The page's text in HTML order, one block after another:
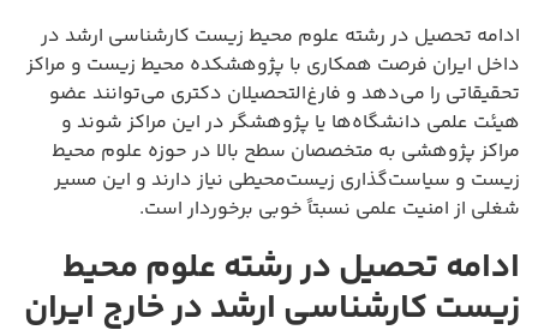
ادامه تحصیل در رشته علوم محیط زیست کارشناسی ارشد در
داخل ایران فرصت همکاری با پژوهشکده محیط زیست و مراکز
تحقیقاتی را می‌دهد و فارغ‌التحصیلان دکتری می‌توانند عضو
هیئت علمی دانشگاه‌ها یا پژوهشگر در این مراکز شوند و
مراکز پژوهشی به متخصصان سطح بالا در حوزه علوم محیط
زیست و سیاست‌گذاری زیست‌محیطی نیاز دارند و این مسیر
شغلی از امنیت علمی نسبتاً خوبی برخوردار است.
ادامه تحصیل در رشته علوم محیط
زیست کارشناسی ارشد در خارج ایران